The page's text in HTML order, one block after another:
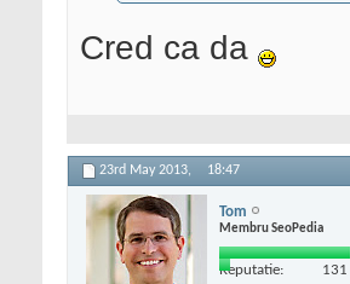
Cred ca da
23rd May 2013, 18:47
Tom
Membru SeoPedia
Reputatie: 131